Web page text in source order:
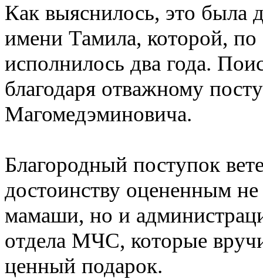
Как выяснилось, это была
имени Тамила, которой,
исполнилось два года.
благодаря отважному
Магомедэминовича.
Благородный поступок
достоинству оцененным
мамаши, но и
отдела МЧС, которые
ценный подарок.